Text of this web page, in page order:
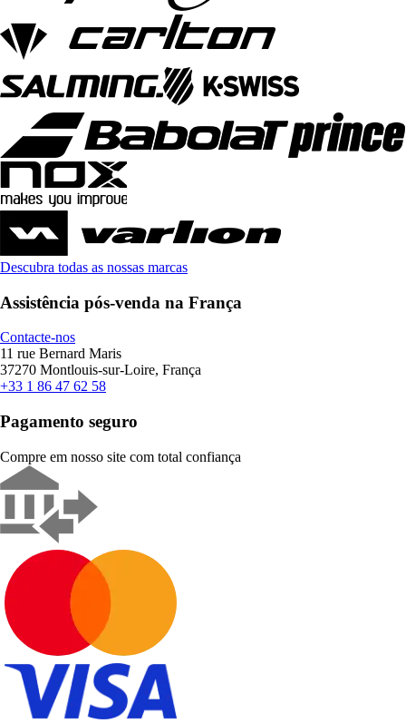
Descubra todas as nossas marcas
Assistência pós-venda na França
Contacte-nos
11 rue Bernard Maris
37270 Montlouis-sur-Loire, França
+33 1 86 47 62 58
Pagamento seguro
Compre em nosso site com total confiança